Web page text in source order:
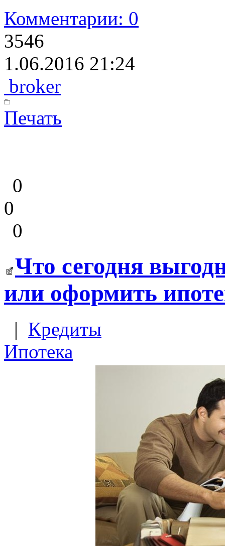
Комментарии: 0
3546
1.06.2016 21:24
broker
Печать
0
0
0
Что сегодня
или оформить
| Кредиты
Ипотека